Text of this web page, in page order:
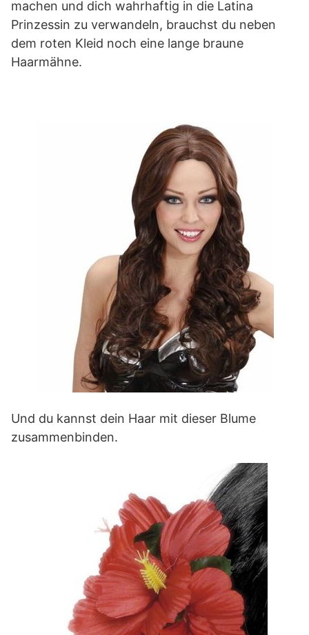
machen und dich wahrhaftig in die Latina
Prinzessin zu verwandeln, brauchst du neben
dem roten Kleid noch eine lange braune
Haarmähne.
Und du kannst dein Haar mit dieser Blume
zusammenbinden.